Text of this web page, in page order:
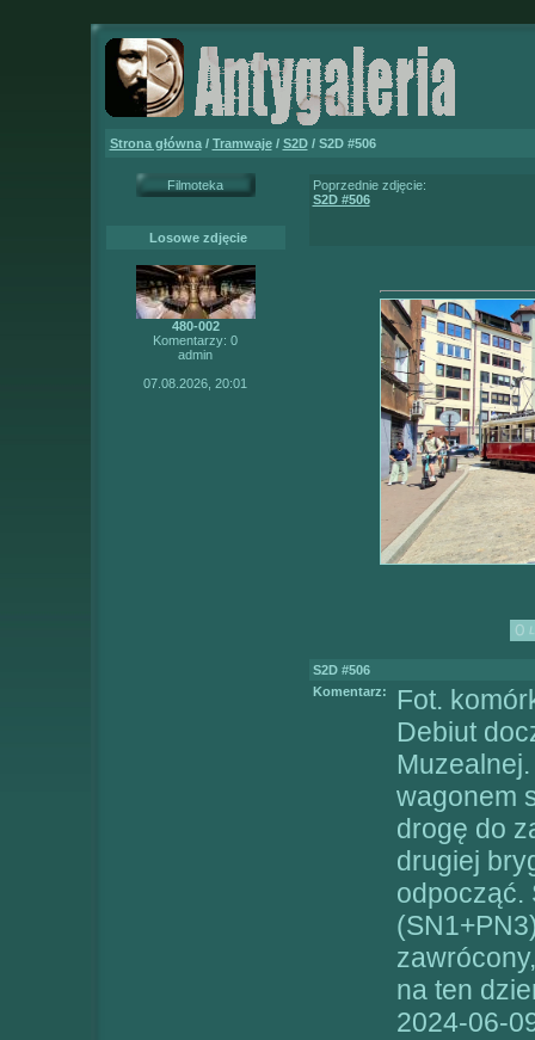
Strona główna/ Tramwaje/ S2D/ S2D #506
Filmoteka
Losowe zdjęcie
480-002
Komentarzy: 0
admin
07.08.2026, 20:01
Poprzednie zdjęcie:
S2D #506
S2D #506
Komentarz:
Fot.
Debiut
wagonem
drogę do
drugiej
odpocząć.
na ten
2024-06-